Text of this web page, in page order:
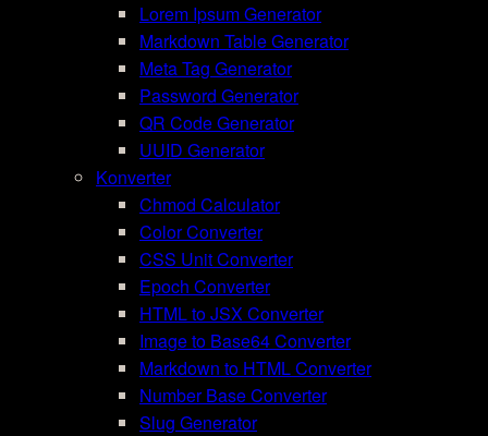
Lorem Ipsum Generator
Markdown Table Generator
Meta Tag Generator
Password Generator
QR Code Generator
UUID Generator
Konverter
Chmod Calculator
Color Converter
CSS Unit Converter
Epoch Converter
HTML to JSX Converter
Image to Base64 Converter
Markdown to HTML Converter
Number Base Converter
Slug Generator